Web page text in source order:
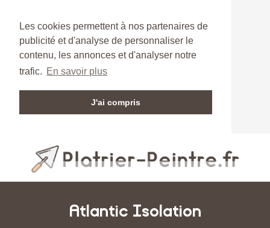
Les cookies permettent à nos partenaires de
publicité et d'analyse de personnaliser le
contenu, les annonces et d'analyser notre
trafic. En savoir plus
J'ai compris
Atlantic Isolation